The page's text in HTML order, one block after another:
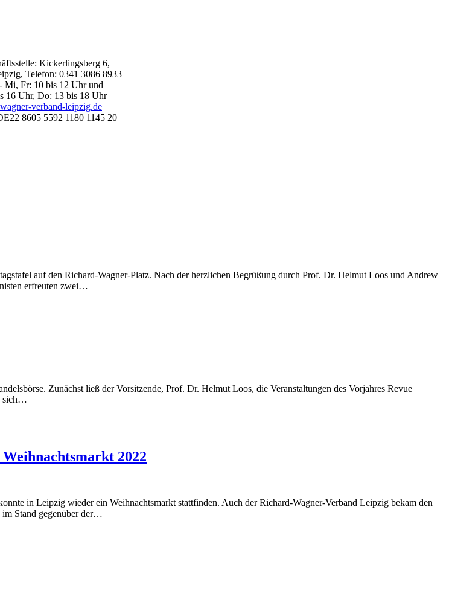
Kickerlingsberg 6,
Telefon: 0341 3086 8933
Mi, Fr: 10 bis 12 Uhr und
16 Uhr, Do: 13 bis 18 Uhr
verband-leipzig.de
8605 5592 1180 1145 20
auf den Richard-Wagner-Platz. Nach der herzlichen Begrüßung durch Prof. Dr. Helmut Loos und Andrew
erfreuten zwei…
Zunächst ließ der Vorsitzende, Prof. Dr. Helmut Loos, die Veranstaltungen des Vorjahres Revue
sich…
2022
in Leipzig wieder ein Weihnachtsmarkt stattfinden. Auch der Richard-Wagner-Verband Leipzig bekam den
Stand gegenüber der…